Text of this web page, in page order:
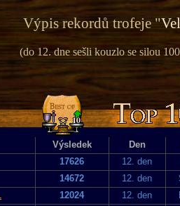
Výpis rekordů trofeje "
(do 12. dne sešli kouzlo se silou
Výsledek Den
17626 12. den
14672 12. den
12024 12. den